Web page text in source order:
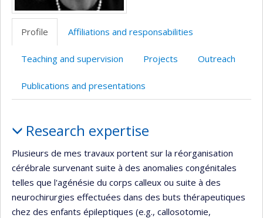
Profile Affiliations and responsabilities
Teaching and supervision Projects Outreach
Publications and presentations
Research expertise
Plusieurs de mes travaux portent sur la réorganisation
cérébrale survenant suite à des anomalies congénitales
telles que l'agénésie du corps calleux ou suite à des
neurochirurgies effectuées dans des buts thérapeutiques
chez des enfants épileptiques (e.g., callosotomie,